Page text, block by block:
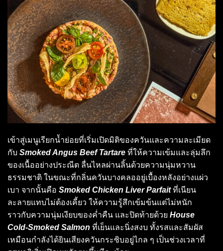
เข้าสู่เมนูเรียกน้ำย่อยที่เริ่มเปิดมิติของควันและความละเมียด
กับ Smoked Angus Beef Tartare ที่ให้ความเข้มและลุ่มลึก
ของเนื้ออย่างประณีต ลื่นไหลผ่านลิ้นด้วยความนุ่มหวาน
ธรรมชาติ ในขณะที่กลิ่นควันบางคลออยู่เบื้องหลังอย่างแผ่ว
เบา จากนั้นคือ Smoked Chicken Liver Parfaitที่เนียน
ละลายแทบไม่ต้องเคี้ยว ให้ความรู้สึกเข้มข้นแต่ไม่หนัก
ราวกับความนุ่มเงียบของค่ำคืน และปิดท้ายด้วย House
Cold-Smoked Salmon ที่เย็นและนิ่งสงบ ทั้งรสและสัมผัส
เหมือนกำลังได้ยินเสียงควันกระซิบอยู่ไกล ๆ เป็นช่วงเวลาที่